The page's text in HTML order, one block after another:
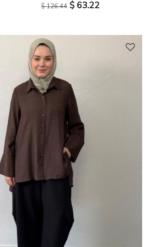
$ 126.44 $ 63.22